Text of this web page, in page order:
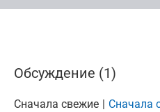
Обсуждение (1)
Сначала свежие Сначала